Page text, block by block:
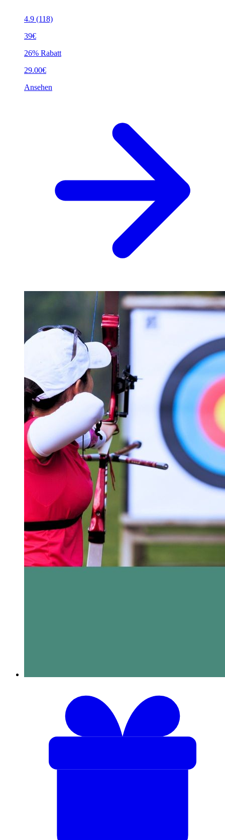
4.9 (118)
39€
26% Rabatt
29.00€
Ansehen